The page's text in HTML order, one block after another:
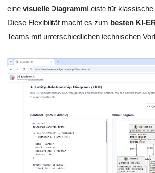
eine visuelle DiagrammLeiste für klassische
Diese Flexibilität macht es zum besten KI-
Teams mit unterschiedlichen technischen